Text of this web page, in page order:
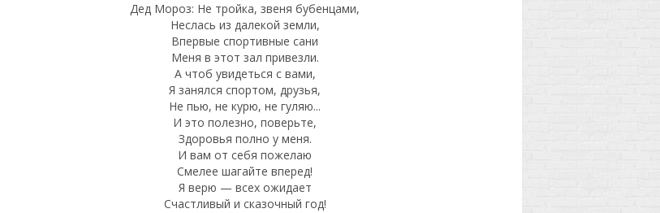
Дед Мороз: Не тройка, звеня бубенцами,
Неслась из далекой земли,
Впервые спортивные сани
Меня в этот зал привезли.
А чтоб увидеться с вами,
Я занялся спортом, друзья,
Не пью, не курю, не гуляю...
И это полезно, поверьте,
Здоровья полно у меня.
И вам от себя пожелаю
Смелее шагайте вперед!
Я верю — всех ожидает
Счастливый и сказочный год!